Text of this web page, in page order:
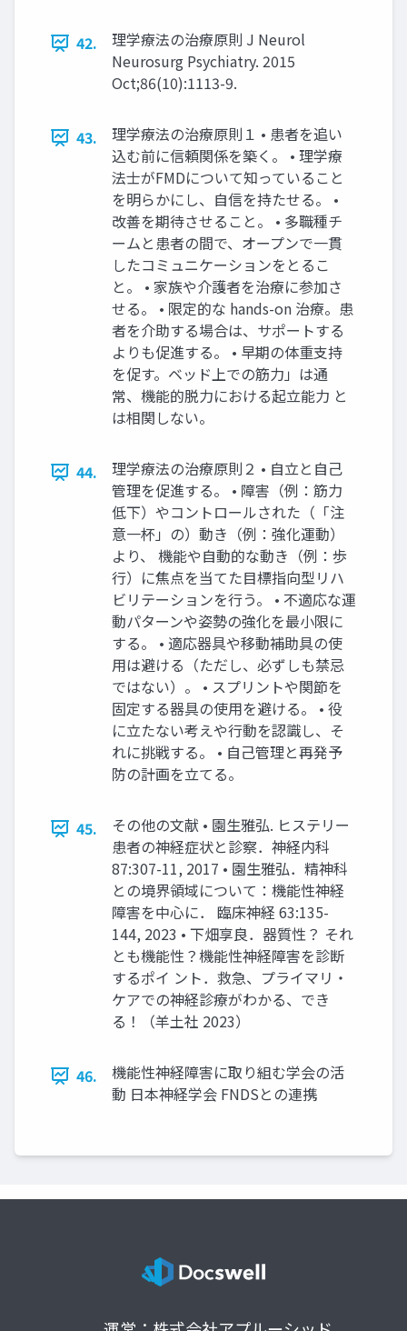
42.
理学療法の治療原則 J Neurol
Neurosurg Psychiatry. 2015
Oct;86(10):1113-9.
43.
理学療法の治療原則１ • 患者を追い
込む前に信頼関係を築く。 • 理学療
法士がFMDについて知っていること
を明らかにし、自信を持たせる。 •
改善を期待させること。 • 多職種チ
ームと患者の間で、オープンで一貫
したコミュニケーションをとるこ
と。 • 家族や介護者を治療に参加さ
せる。 • 限定的な hands-on 治療。患
者を介助する場合は、サポートする
よりも促進する。 • 早期の体重支持
を促す。ベッド上での筋力」は通
常、機能的脱力における起立能力 と
は相関しない。
44.
理学療法の治療原則２ • 自立と自己
管理を促進する。 • 障害（例：筋力
低下）やコントロールされた（「注
意一杯」の）動き（例：強化運動）
より、 機能や自動的な動き（例：歩
行）に焦点を当てた目標指向型リハ
ビリテーションを行う。 • 不適応な運
動パターンや姿勢の強化を最小限に
する。 • 適応器具や移動補助具の使
用は避ける（ただし、必ずしも禁忌
ではない）。 • スプリントや関節を
固定する器具の使用を避ける。 • 役
に立たない考えや行動を認識し、そ
れに挑戦する。 • 自己管理と再発予
防の計画を立てる。
45.
その他の文献 • 園生雅弘. ヒステリー
患者の神経症状と診察．神経内科
87:307-11, 2017 • 園生雅弘．精神科
との境界領域について：機能性神経
障害を中心に． 臨床神経 63:135-
144, 2023 • 下畑享良．器質性？ それ
とも機能性？機能性神経障害を診断
するポイ ント．救急、プライマリ・
ケアでの神経診療がわかる、でき
る！（羊土社 2023）
46.
機能性神経障害に取り組む学会の活
動 日本神経学会 FNDSとの連携